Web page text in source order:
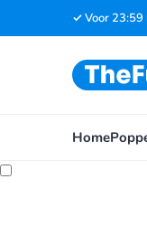
✓ Voor 23:59
Home